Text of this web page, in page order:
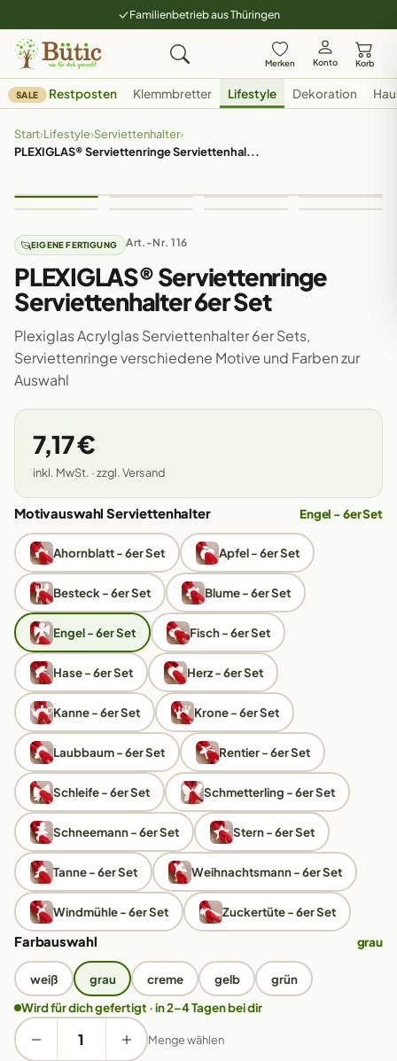
Familienbetrieb aus Thüringen
Merken Konto Korb
SALE Restposten Klemmbretter Lifestyle Dekoration
Start›Lifestyle›Serviettenhalter›
PLEXIGLAS® Serviettenringe Serviettenhal...
EIGENE FERTIGUNG Art.-Nr. 116
PLEXIGLAS® Serviettenringe
Serviettenhalter 6er Set
Plexiglas Acrylglas Serviettenhalter 6er Sets,
Serviettenringe verschiedene Motive und Farben zur
Auswahl
7,17 €
inkl. MwSt. · zzgl. Versand
Motivauswahl Serviettenhalter Engel - 6er Set
Ahornblatt - 6er Set Apfel - 6er Set
Besteck - 6er Set Blume - 6er Set
Engel - 6er Set Fisch - 6er Set
Hase - 6er Set Herz - 6er Set
Kanne - 6er Set Krone - 6er Set
Laubbaum - 6er Set Rentier - 6er Set
Schleife - 6er Set Schmetterling - 6er Set
Schneemann - 6er Set Stern - 6er Set
Tanne - 6er Set Weihnachtsmann - 6er Set
Windmühle - 6er Set Zuckertüte - 6er Set
Farbauswahl grau
weiß grau creme gelb
grün
Wird für dich gefertigt · in 2–4 Tagen bei dir
Menge wählen